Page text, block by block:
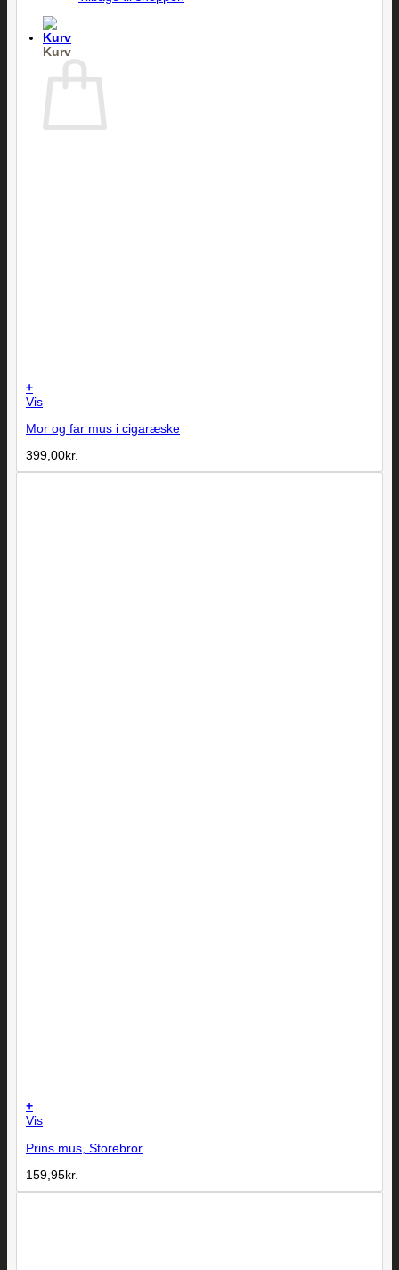
Kurv
+
Vis
Mor og far mus i cigaræske
399,00kr.
+
Vis
Prins mus, Storebror
159,95kr.